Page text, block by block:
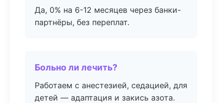
Да, 0% на 6-12 месяцев через банки-
партнёры, без переплат.
Больно ли лечить?
Работаем с анестезией, седацией, для
детей — адаптация и закись азота.